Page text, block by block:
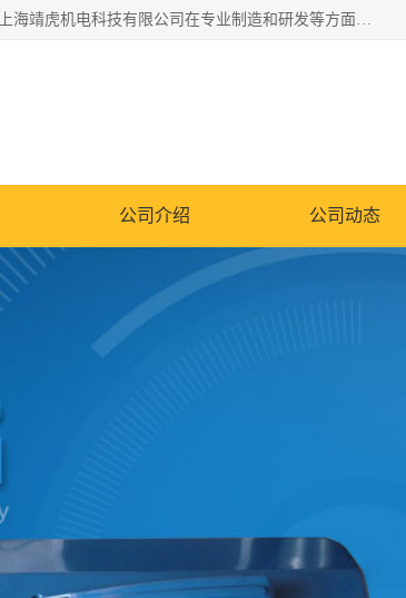
上海靖虎机电科技有限公司主营：SDI仪，水质分析仪，水质检测仪产品；上海靖虎机电科技有限公司在专业制造和研发等方面的强大的平台优势，利用自身在自动化仪表、自控系统及环保监测仪器的专长，以优良的技术，优越的产品质量和良好的服务质量与广大客户真诚合作。
公司介绍 公司动态